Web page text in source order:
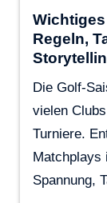
Regeln,
Die Golf-
vielen
Turniere.
Matchplays
Spannung,